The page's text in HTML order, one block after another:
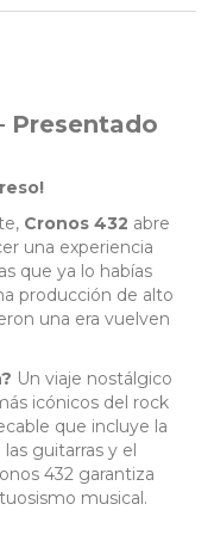
Presentado
Cronos 432 abre
una experiencia
que ya lo habías
producción de alto
una era vuelven
Un viaje nostálgico
icónicos del rock
que incluye la
guitarras y el
432 garantiza
musical.